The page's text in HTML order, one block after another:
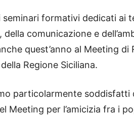
formativi dedicati ai
della comunicazione e
quest’anno al Meeting di
Regione Siciliana.
particolarmente
Meeting per l’amicizia fra i